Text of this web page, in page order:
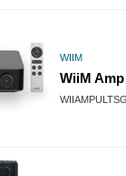
WIIM
WiiM